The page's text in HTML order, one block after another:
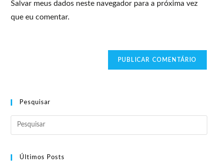
Salvar meus dados neste navegador para a próxima vez
que eu comentar.
Pesquisar
Últimos Posts